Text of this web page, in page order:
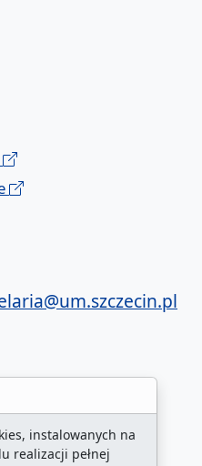
instalowanych na
realizacji pełnej